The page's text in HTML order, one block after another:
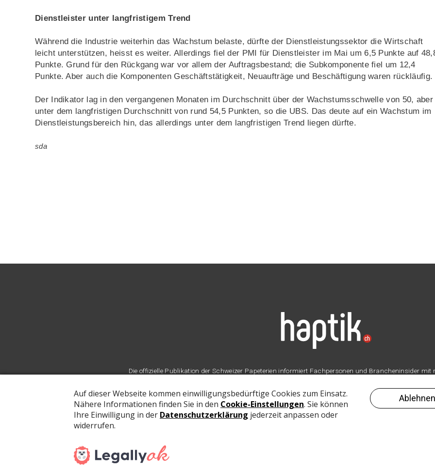
Dienstleister unter langfristigem Trend
Während die Industrie weiterhin das Wachstum belaste, dürfte der Dienstleistungssektor die Wirtschaft
leicht unterstützen, heisst es weiter. Allerdings fiel der PMI für Dienstleister im Mai um 6,5 Punkte auf
Punkte. Grund für den Rückgang war vor allem der Auftragsbestand; die Subkomponente fiel um 12,4
Punkte. Aber auch die Komponenten Geschäftstätigkeit, Neuaufträge und Beschäftigung waren rückläufig.
Der Indikator lag in den vergangenen Monaten im Durchschnitt über der Wachstumsschwelle von 50, aber
unter dem langfristigen Durchschnitt von rund 54,5 Punkten, so die UBS. Das deute auf ein Wachstum im
Dienstleistungsbereich hin, das allerdings unter dem langfristigen Trend liegen dürfte.
sda
Die offizielle Publikation der Schweizer Papeterien informiert Fachpersonen und Brancheninsider mit
rubmedia AG-Umsetzung: MADLAB